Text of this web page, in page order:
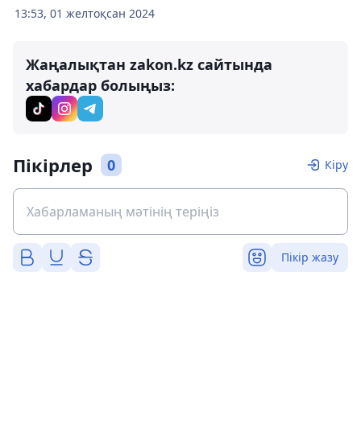
13:53, 01 желтоқсан 2024
Жаңалықтан zakon.kz сайтында
хабардар болыңыз:
Пікірлер 0 Кіру
Пікір жазу